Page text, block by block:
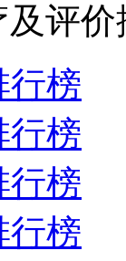
评价
行榜
行榜
行榜
行榜